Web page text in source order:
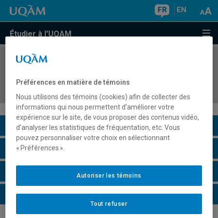
FR EN
Étudier à l'UQAM
COURS//
des lieux de diffusion
Description du cours
Horaire - Été 2026
Horaire - Automne 2026
Horaire - Hiver 2027
Préférences en matière de témoins
Nous utilisons des témoins (cookies) afin de collecter des
informations qui nous permettent d’améliorer votre
expérience sur le site, de vous proposer des contenus vidéo,
d’analyser les statistiques de fréquentation, etc. Vous
pouvez personnaliser votre choix en sélectionnant
« Préférences ».
Tout refuser
Autoriser les témoins